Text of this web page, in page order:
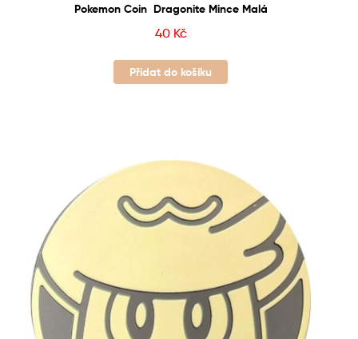
Pokemon Coin Dragonite Mince Malá
40 Kč
Přidat do košíku